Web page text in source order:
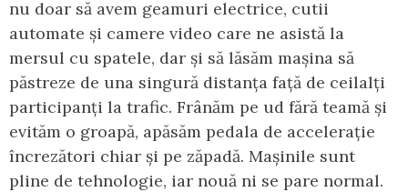
nu doar să avem geamuri electrice, cutii
automate și camere video care ne asistă la
mersul cu spatele, dar și să lăsăm mașina să
păstreze de una singură distanța față de ceilalți
participanți la trafic. Frânăm pe ud fără teamă și
evităm o groapă, apăsăm pedala de accelerație
încrezători chiar și pe zăpadă. Mașinile sunt
pline de tehnologie, iar nouă ni se pare normal.